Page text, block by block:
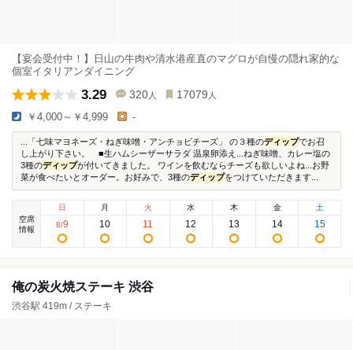
【宴会受付中！】日山の牛肉や清水港産直のマグロが自慢の隠れ家的な
個室イタリアンダイニング
3.29 320 人 17079 人
￥4,000～￥4,999 -
...「七味マヨネーズ・ねぎ味噌・アンチョビチーズ」 の３種のディップでお召
し上がり下さい。 ■生ハムシーザーサラダ 温泉卵添え...ねぎ味噌、カレー塩の
3種のディップが付いてきました。 ワインを飲むならチーズも欲しいよね...お野
菜が食べたいとオーダー。お好みで、3種のディップをつけていただきます...
空席
情報
日
8/9
月
10
火
11
水
12
木
13
金
14
土
15
俺の炭火焼ステーキ 渋谷
渋谷駅 419m / ステーキ